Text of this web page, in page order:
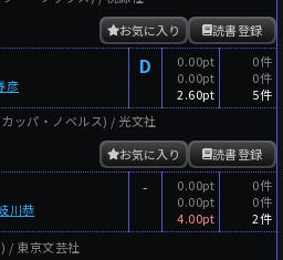
読書登録
お気に入り
彦
D
0.00pt
0.00pt
2.60pt
0件
0件
5件
ッパ・ノベルス) / 光文社
読書登録
お気に入り
川恭
-
0.00pt
0.00pt
4.00pt
0件
0件
2件
/ 東京文芸社